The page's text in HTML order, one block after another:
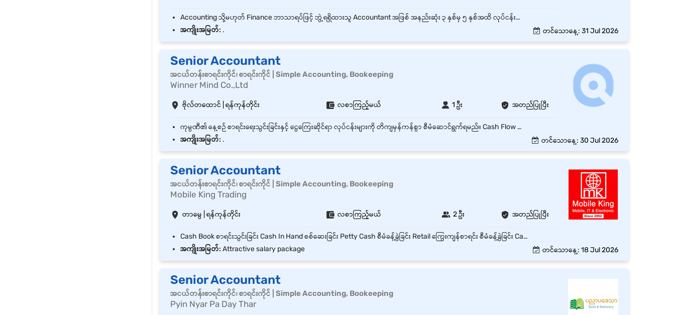
Accounting သို့မဟုတ် Finance ဘာသာရပ်ဖြင့် ဘွဲ့ရရှိထားသူ Accountant အဖြစ် အနည်းဆုံး ၃ နှစ်မှ ၅ နှစ်အထိ လုပ်ငန်းအတွေ့အကြုံရှိသူ (distribution, trading သို့မဟုတ် wholesale/retail လုပ်ငန်းတွင် အတွေ့အကြုံရှိသူကို ဦးစားပေးမည်) Accounting software နှင့် Excel ကို ကျွမ်းကျင်စွာ အသုံးပြုနိုင်သူ
အကျိုးအမြတ်: . တင်သောနေ့: 31 Jul 2026
Senior Accountant
အငယ်တန်းစာရင်းကိုင်၊ စာရင်းကိုင် | Simple Accounting, Bookeeping
Winner Mind Co.,Ltd
ဗိုလ်တထောင် | ရန်ကုန်တိုင်း လစာကြည့်မယ် 1 ဦး အတည်ပြုပြီး
ကုမ္ပဏီ၏ နေ့စဉ် စာရင်းရေးသွင်းခြင်းနှင့် ငွေကြေးဆိုင်ရာ လုပ်ငန်းများကို တိကျမှန်ကန်စွာ စီမံဆောင်ရွက်ရမည်။ Cash Flow ကို စနစ်တကျ စီမံခန့်ခွဲ၍ ငွေဝင်ငွေထွက် အခြေအနေများကို စစ်ဆေးရမည်။ Bank Reconciliation၊ Cash Book၊ General Ledger နှင့် Journal Entry များကို မှန်ကန်စွာ စစ်ဆေးထိန်းသိမ်းရမည်။ Accounts Receivable (AR) နှင့် Accounts Payable (AP) စာရင်းများကို စီမံခန့်ခွဲရမည်။ အခွန်ဆိုင်ရာ (Tax) ကိစ္စရပ်များနှင့် သက်ဆိုင်ရာအစိုးရဌာနများသို့ လိုအပ်သော စာရွက်စာတမ်းများကို အချိန်မီ တင်သွင်းဆောင်ရွက်ရမည်။ Audit လုပ်ငန်းများအတွက် လိုအပ်သော စာရင်းနှင့် စာရွက်စာတမ်းများကို ပြင်ဆင်ပေးရမည်။ Accounting Software ကို အသုံးပြု၍ စာရင်းများကို စနစ်တကျ မှတ်တမ်းတင်ရမည်။ Management မှ တာဝန်ပေးအပ်သော အခြားသက်ဆိုင်ရာ လုပ်ငန်းတာဝန်များကို ဆောင်ရွက်ရမည်။
အကျိုးအမြတ်: . တင်သောနေ့: 30 Jul 2026
Senior Accountant
အငယ်တန်းစာရင်းကိုင်၊ စာရင်းကိုင် | Simple Accounting, Bookeeping
Mobile King Trading
တာမွေ | ရန်ကုန်တိုင်း လစာကြည့်မယ် 2 ဦး အတည်ပြုပြီး
Cash Book စာရင်းသွင်းခြင်း Cash In Hand စစ်ဆေးခြင်း Petty Cash စီမံခန့်ခွဲခြင်း Retail ကြွေးကျန်စာရင်း စီမံခန့်ခွဲခြင်း Cash & Bank Balance Report ပြုစုခြင်း Thai Payment Invoice စစ်ဆေး၍ ငွေပေးချေခြင်း လစဉ် Ground Stock Check ပြုလုပ်ခြင်း
အကျိုးအမြတ်: Attractive salary package တင်သောနေ့: 18 Jul 2026
Senior Accountant
အငယ်တန်းစာရင်းကိုင်၊ စာရင်းကိုင် | Simple Accounting, Bookeeping
Pyin Nyar Pa Day Thar